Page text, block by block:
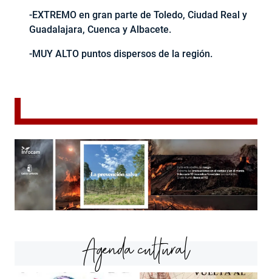
-EXTREMO en gran parte de Toledo, Ciudad Real y
Guadalajara, Cuenca y Albacete.
-MUY ALTO puntos dispersos de la región.
Agenda cultural